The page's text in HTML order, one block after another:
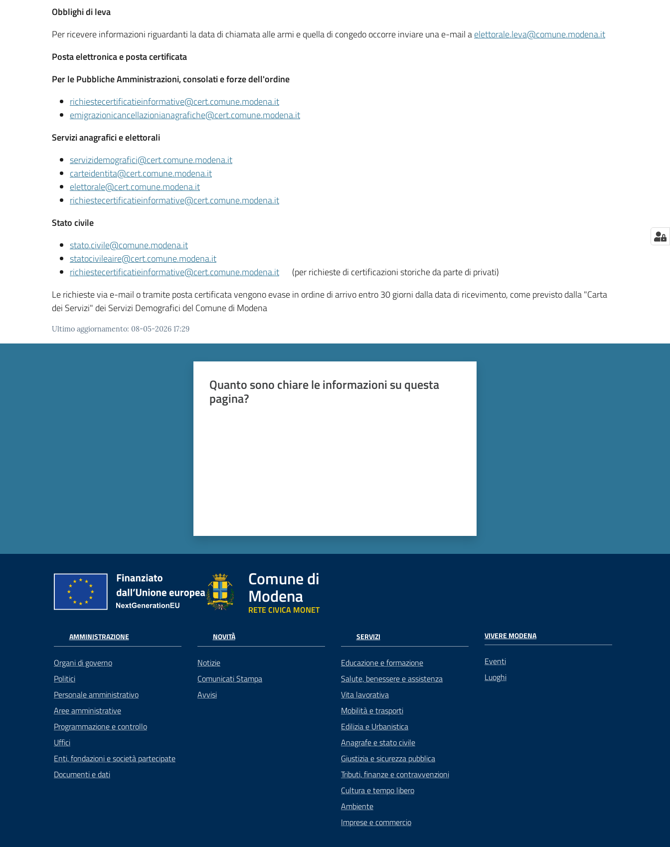
Obblighi di leva
Per ricevere informazioni riguardanti la data di chiamata alle armi e quella di congedo occorre inviare una e-mail aelettorale.leva@comune.modena.it
Posta elettronica e posta certificata
Per le Pubbliche Amministrazioni, consolati e forze dell'ordine
richiestecertificatieinformative@cert.comune.modena.it
emigrazionicancellazionianagrafiche@cert.comune.modena.it
Servizi anagrafici e elettorali
servizidemografici@cert.comune.modena.it
carteidentita@cert.comune.modena.it
elettorale@cert.comune.modena.it
richiestecertificatieinformative@cert.comune.modena.it
Stato civile
stato.civile@comune.modena.it
statocivileaire@cert.comune.modena.it
richiestecertificatieinformative@cert.comune.modena.it
(per richieste di certificazioni storiche da parte di privati)
Le richieste via e-mail o tramite posta certificata vengono evase in ordine di arrivo entro 30 giorni dalla data di ricevimento, come previsto dalla "Carta
dei Servizi" dei Servizi Demografici del Comune di Modena
Ultimo aggiornamento: 08-05-2026 17:29
Quanto sono chiare le informazioni su questa
pagina?
Comune di
Modena
RETE CIVICA MONET
AMMINISTRAZIONE
Organi di governo
Politici
Personale amministrativo
Aree amministrative
Programmazione e controllo
Uffici
Enti, fondazioni e società partecipate
Documenti e dati
NOVITÀ
Notizie
Comunicati Stampa
Avvisi
SERVIZI
Educazione e formazione
Salute, benessere e assistenza
Vita lavorativa
Mobilità e trasporti
Edilizia e Urbanistica
Anagrafe e stato civile
Giustizia e sicurezza pubblica
Tributi, finanze e contravvenzioni
Cultura e tempo libero
Ambiente
Imprese e commercio
VIVERE MODENA
Eventi
Luoghi